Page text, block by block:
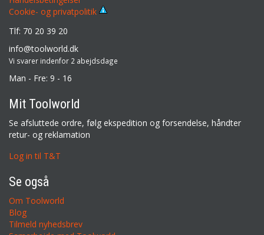
Cookie- og privatpolitik
Tlf: 70 20 39 20
info@toolworld.dk
Vi svarer indenfor 2 abejdsdage
Man - Fre: 9 - 16
Mit Toolworld
Se afsluttede ordre, følg ekspedition og forsendelse, håndter
retur- og reklamation
Log in til T&T
Se også
Om Toolworld
Blog
Tilmeld nyhedsbrev